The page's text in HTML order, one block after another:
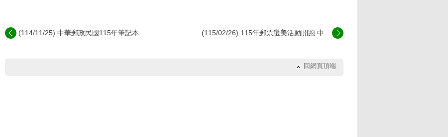
(114/11/25) 中華郵政民國115年筆記本 (115/02/26) 115年郵票選美活動開跑 中...
回網頁頂端